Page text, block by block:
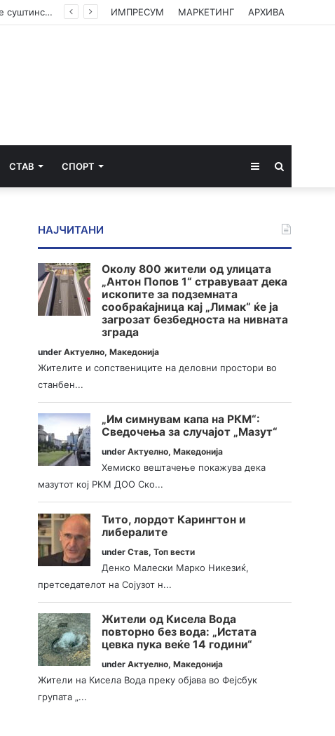
(ФОТО) Ахмети на средба со в.д. амбасадорката на САД: Американската поддршка е суштинска за зачувување на духот на Охридскиот договор ИМПРЕСУМ МАРКЕТИНГ АРХИВА
СТАВ СПОРТ Sidebar
НАЈЧИТАНИ
Околу 800 жители од улицата
„Антон Попов 1“ стравуваат дека
ископите за подземната
сообраќајница кај „Лимак“ ќе ја
загрозат безбедноста на нивната
зграда
underАктуелно,Македонија
Жителите и сопствениците на деловни простори во
станбен...
„Им симнувам капа на РКМ“:
Сведочења за случајот „Мазут“
underАктуелно,Македонија
Хемиско вештачење покажува дека
мазутот кој РКМ ДОО Ско...
Тито, лордот Карингтон и
либералите
underСтав,Топ вести
Денко Малески Марко Никезиќ,
претседателот на Сојузот н...
Жители од Кисела Вода
повторно без вода: „Истата
цевка пука веќе 14 години“
underАктуелно,Македонија
Жители на Кисела Вода преку објава во Фејсбук
групата „...